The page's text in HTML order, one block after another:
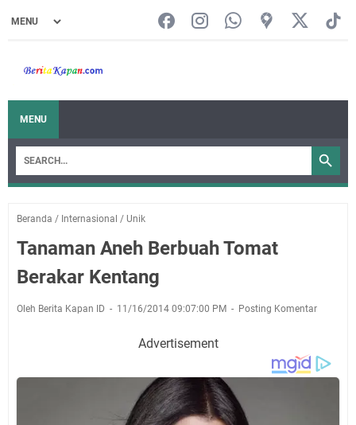
MENU
Beranda / Internasional / Unik
Tanaman Aneh Berbuah Tomat
Berakar Kentang
Oleh Berita Kapan ID 11/16/2014 09:07:00 PM Posting Komentar
Advertisement